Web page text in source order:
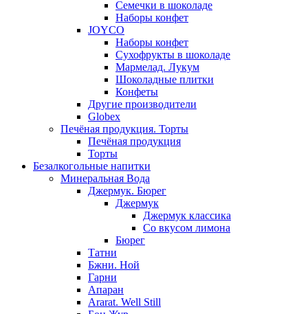
Семечки в шоколаде
Наборы конфет
JOYCO
Наборы конфет
Сухофрукты в шоколаде
Мармелад. Лукум
Шоколадные плитки
Конфеты
Другие производители
Globex
Печёная продукция. Торты
Печёная продукция
Торты
Безалкогольные напитки
Минеральная Вода
Джермук. Бюрег
Джермук
Джермук классика
Со вкусом лимона
Бюрег
Татни
Бжни. Ной
Гарни
Апаран
Ararat. Well Still